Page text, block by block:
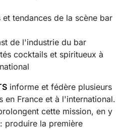
et tendances de la scène bar
de l'industrie du bar
cocktails et spiritueux à
informe et fédère plusieurs
en France et à l'international.
cette mission, en y
produire la première